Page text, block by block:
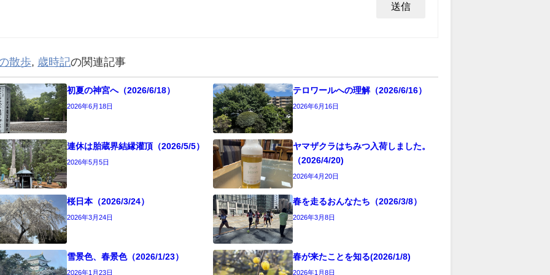
散歩, 歳時記の関連記事
初夏の神宮へ（2026/6/18）
2026年6月18日
テロワールへの理解（2026/6/16）
2026年6月16日
連休は胎蔵界結縁灌頂（2026/5/5）
2026年5月5日
ヤマザクラはちみつ入荷しました。
（2026/4/20)
2026年4月20日
桜日本（2026/3/24）
2026年3月24日
春を走るおんなたち（2026/3/8）
2026年3月8日
雪景色、春景色（2026/1/23）
2026年1月23日
春が来たことを知る(2026/1/8)
2026年1月8日